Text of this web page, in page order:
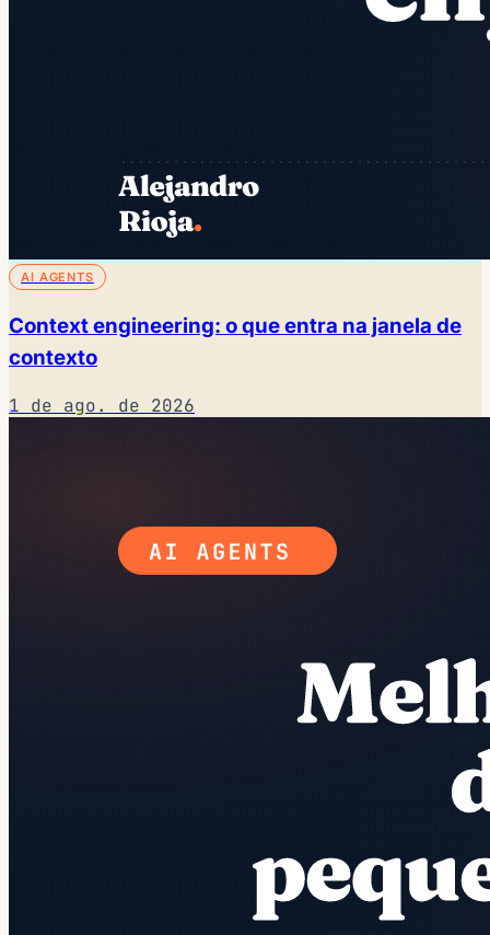
AI AGENTS
Context engineering: o que entra na janela de
contexto
1 de ago. de 2026